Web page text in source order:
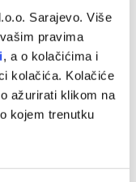
Sarajevo. Više
pravima
, a o kolačićima i
kolačića. Kolačiće
ažurirati klikom na
kojem trenutku